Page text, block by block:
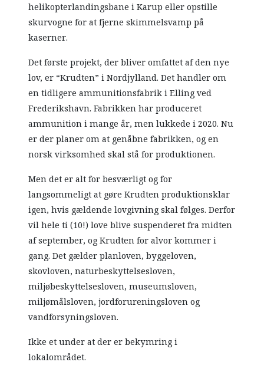
helikopterlandingsbane i Karup eller opstille
skurvogne for at fjerne skimmelsvamp på
kaserner.
Det første projekt, der bliver omfattet af den nye
lov, er “Krudten” i Nordjylland. Det handler om
en tidligere ammunitionsfabrik i Elling ved
Frederikshavn. Fabrikken har produceret
ammunition i mange år, men lukkede i 2020. Nu
er der planer om at genåbne fabrikken, og en
norsk virksomhed skal stå for produktionen.
Men det er alt for besværligt og for
langsommeligt at gøre Krudten produktionsklar
igen, hvis gældende lovgivning skal følges. Derfor
vil hele ti (10!) love blive suspenderet fra midten
af september, og Krudten for alvor kommer i
gang. Det gælder planloven, byggeloven,
skovloven, naturbeskyttelsesloven,
miljøbeskyttelsesloven, museumsloven,
miljømålsloven, jordforureningsloven og
vandforsyningsloven.
Ikke et under at der er bekymring i
lokalområdet.